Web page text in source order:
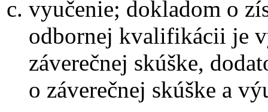
vyučenie; dokladom o
odbornej kvalifikácii je
záverečnej skúške,
o záverečnej skúške a